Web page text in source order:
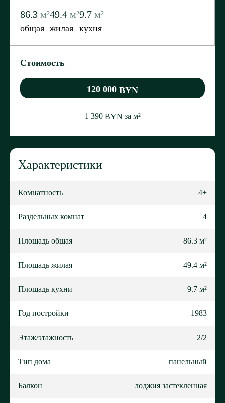
86.3м²
общая
49.4м²
жилая
9.7м²
кухня
Стоимость
120 000 BYN
1 390 BYN за м²
Характеристики
Комнатность 4+
Раздельных комнат 4
Площадь общая 86.3 м²
Площадь жилая 49.4 м²
Площадь кухни 9.7 м²
Год постройки 1983
Этаж/этажность 2/2
Тип дома панельный
Балкон лоджия застекленная